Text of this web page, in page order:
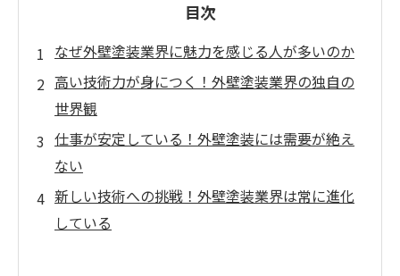
目次
なぜ外壁塗装業界に魅力を感じる人が多いのか
高い技術力が身につく！外壁塗装業界の独自の
世界観
仕事が安定している！外壁塗装には需要が絶え
ない
新しい技術への挑戦！外壁塗装業界は常に進化
している